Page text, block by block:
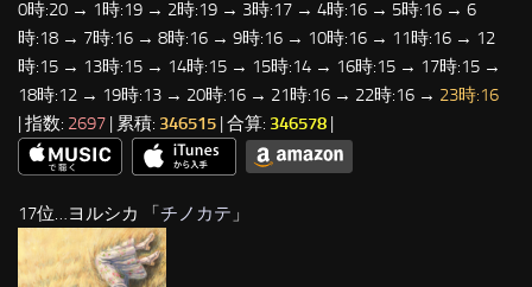
0時:20 → 1時:19 → 2時:19 → 3時:17 → 4時:16 → 5時:16 → 6
時:18 → 7時:16 → 8時:16 → 9時:16 → 10時:16 → 11時:16 → 12
時:15 → 13時:15 → 14時:15 → 15時:14 → 16時:15 → 17時:15 →
18時:12 → 19時:13 → 20時:16 → 21時:16 → 22時:16 → 23時:16
| 指数: 2697 | 累積: 346515 | 合算: 346578 |
17位…ヨルシカ 「 チノカテ 」